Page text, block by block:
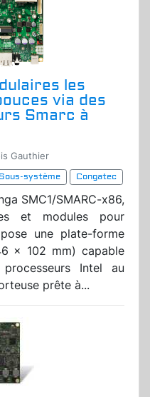
les
via des
Smarc à
Gauthier
Sous-système
Congatec
SMC1/SMARC-x86,
et modules pour
une plate-forme
x 102 mm) capable
Intel au
prête à...